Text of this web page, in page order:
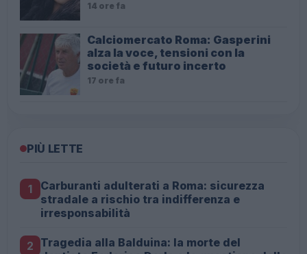
14 ore fa
Calciomercato Roma: Gasperini
alza la voce, tensioni con la
società e futuro incerto
17 ore fa
PIÙ LETTE
1
Carburanti adulterati a Roma: sicurezza
stradale a rischio tra indifferenza e
irresponsabilità
2 Tragedia alla Balduina: la morte del